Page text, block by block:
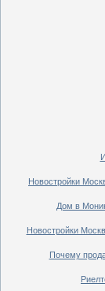
Новостройки
Дом в
Новостройки
Почему